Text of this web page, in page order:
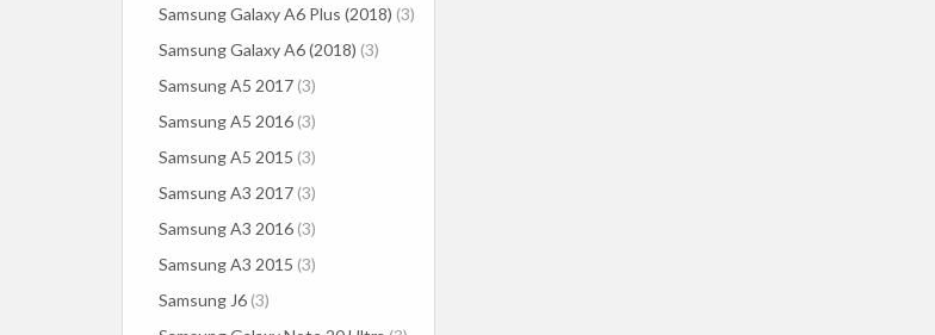
Samsung Galaxy A6 Plus (2018) (3)
Samsung Galaxy A6 (2018) (3)
Samsung A5 2017 (3)
Samsung A5 2016 (3)
Samsung A5 2015 (3)
Samsung A3 2017 (3)
Samsung A3 2016 (3)
Samsung A3 2015 (3)
Samsung J6 (3)